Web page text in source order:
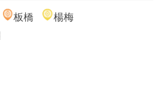
板橋 楊梅